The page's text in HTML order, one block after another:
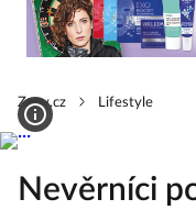
Zeny.cz Lifestyle
Nevěrníci